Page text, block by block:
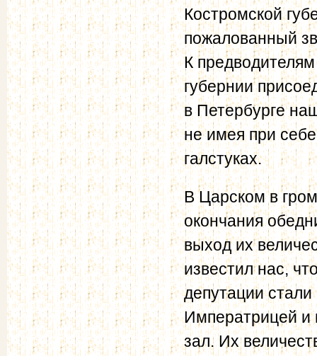
Костромской
пожалованный
К
губернии
в Петербурге
не имея при
галстуках.
В Царском в
окончания
выход их
известил нас,
депутации стали
Императрицей и
зал. Их